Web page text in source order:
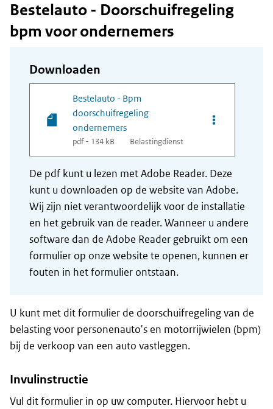
Bestelauto - Doorschuifregeling
bpm voor ondernemers
Downloaden
Bestelauto - Bpm
doorschuifregeling
ondernemers
pdf - 134 kB Belastingdienst
Opties van
De pdf kunt u lezen met Adobe Reader. Deze
kunt u downloaden op de website van Adobe.
Wij zijn niet verantwoordelijk voor de installatie
en het gebruik van de reader. Wanneer u andere
software dan de Adobe Reader gebruikt om een
formulier op onze website te openen, kunnen er
fouten in het formulier ontstaan.
U kunt met dit formulier de doorschuifregeling van de
belasting voor personenauto's en motorrijwielen (bpm)
bij de verkoop van een auto vastleggen.
Invulinstructie
Vul dit formulier in op uw computer. Hiervoor hebt u